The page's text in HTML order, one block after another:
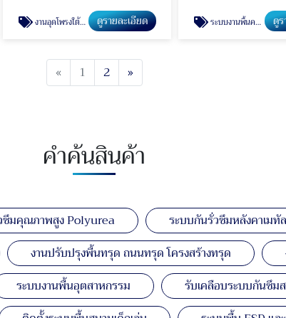
งานอุดโพรงใต้อาคาร ดูรายละเอียด ระบบงานพื้นคลีนรูม ดูร
«Previous
1 2 »Next
คำค้นสินค้า
ซึมคุณภาพสูง Polyurea ระบบกันรั่วซึมหลังคาเมทั
งานปรับปรุงพื้นทรุด ถนนทรุด โครงสร้างทรุด
ระบบงานพื้นอุตสาหกรรม รับเคลือบระบบกันซึม